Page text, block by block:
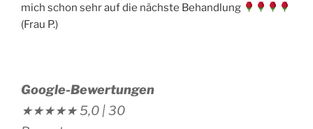
mich schon sehr auf die nächste Behandlung
(Frau P.)
Google-Bewertungen
★★★★★5,0 |30